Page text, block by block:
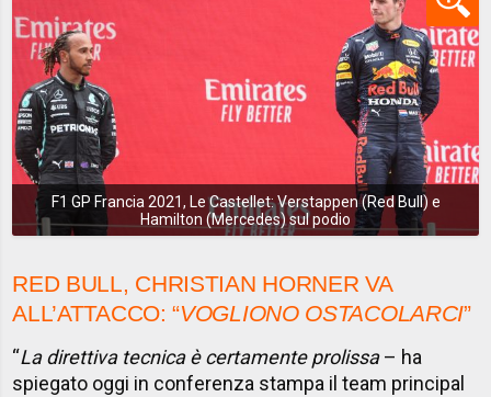
F1 GP Francia 2021, Le Castellet: Verstappen (Red Bull) e
Hamilton (Mercedes) sul podio
RED BULL, CHRISTIAN HORNER VA
ALL’ATTACCO: “VOGLIONO OSTACOLARCI”
“La direttiva tecnica è certamente prolissa– ha
spiegato oggi in conferenza stampa il team principal